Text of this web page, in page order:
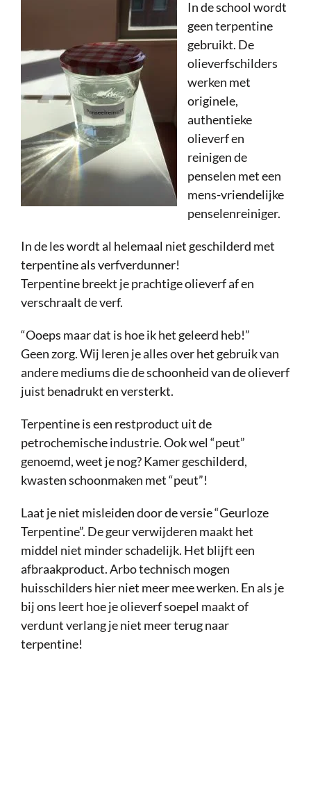
In de school wordt
geen terpentine
gebruikt. De
olieverfschilders
werken met
originele,
authentieke
olieverf en
reinigen de
penselen met een
mens-vriendelijke
penselenreiniger.
In de les wordt al helemaal niet geschilderd met
terpentine als verfverdunner!
Terpentine breekt je prachtige olieverf af en
verschraalt de verf.
“Ooeps maar dat is hoe ik het geleerd heb!”
Geen zorg. Wij leren je alles over het gebruik van
andere mediums die de schoonheid van de olieverf
juist benadrukt en versterkt.
Terpentine is een restproduct uit de
petrochemische industrie. Ook wel “peut”
genoemd, weet je nog? Kamer geschilderd,
kwasten schoonmaken met “peut”!
Laat je niet misleiden door de versie “Geurloze
Terpentine”. De geur verwijderen maakt het
middel niet minder schadelijk. Het blijft een
afbraakproduct. Arbo technisch mogen
huisschilders hier niet meer mee werken. En als je
bij ons leert hoe je olieverf soepel maakt of
verdunt verlang je niet meer terug naar
terpentine!